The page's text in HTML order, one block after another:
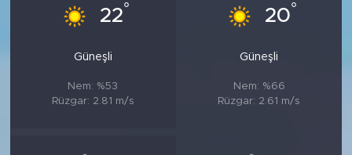
22°
Güneşli
Nem: %53
Rüzgar: 2.81 m/s
20°
Güneşli
Nem: %66
Rüzgar: 2.61 m/s